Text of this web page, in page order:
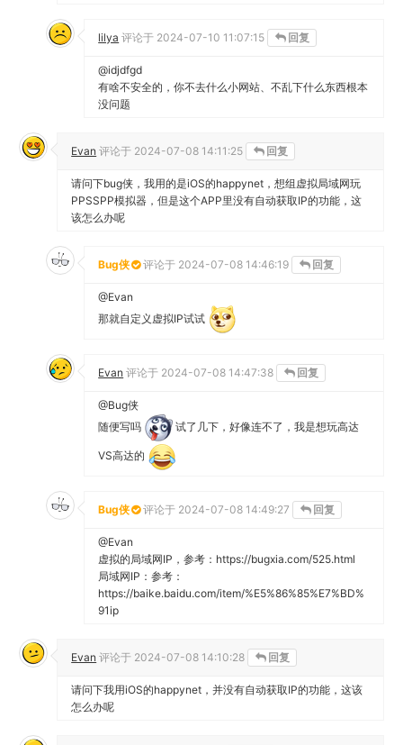
lilya 评论于 2024-07-10 11:07:15 回复
@idjdfgd
有啥不安全的，你不去什么小网站、不乱下什么东西根本
没问题
Evan 评论于 2024-07-08 14:11:25 回复
请问下bug侠，我用的是iOS的happynet，想组虚拟局域网玩
PPSSPP模拟器，但是这个APP里没有自动获取IP的功能，这
该怎么办呢
Bug侠 评论于 2024-07-08 14:46:19 回复
@Evan
那就自定义虚拟IP试试
Evan 评论于 2024-07-08 14:47:38 回复
@Bug侠
随便写吗
试了几下，好像连不了，我是想玩高达
VS高达的
Bug侠 评论于 2024-07-08 14:49:27 回复
@Evan
虚拟的局域网IP，参考：https://bugxia.com/525.html
局域网IP：参考：
https://baike.baidu.com/item/%E5%86%85%E7%BD%
91ip
Evan 评论于 2024-07-08 14:10:28 回复
请问下我用iOS的happynet，并没有自动获取IP的功能，这该
怎么办呢